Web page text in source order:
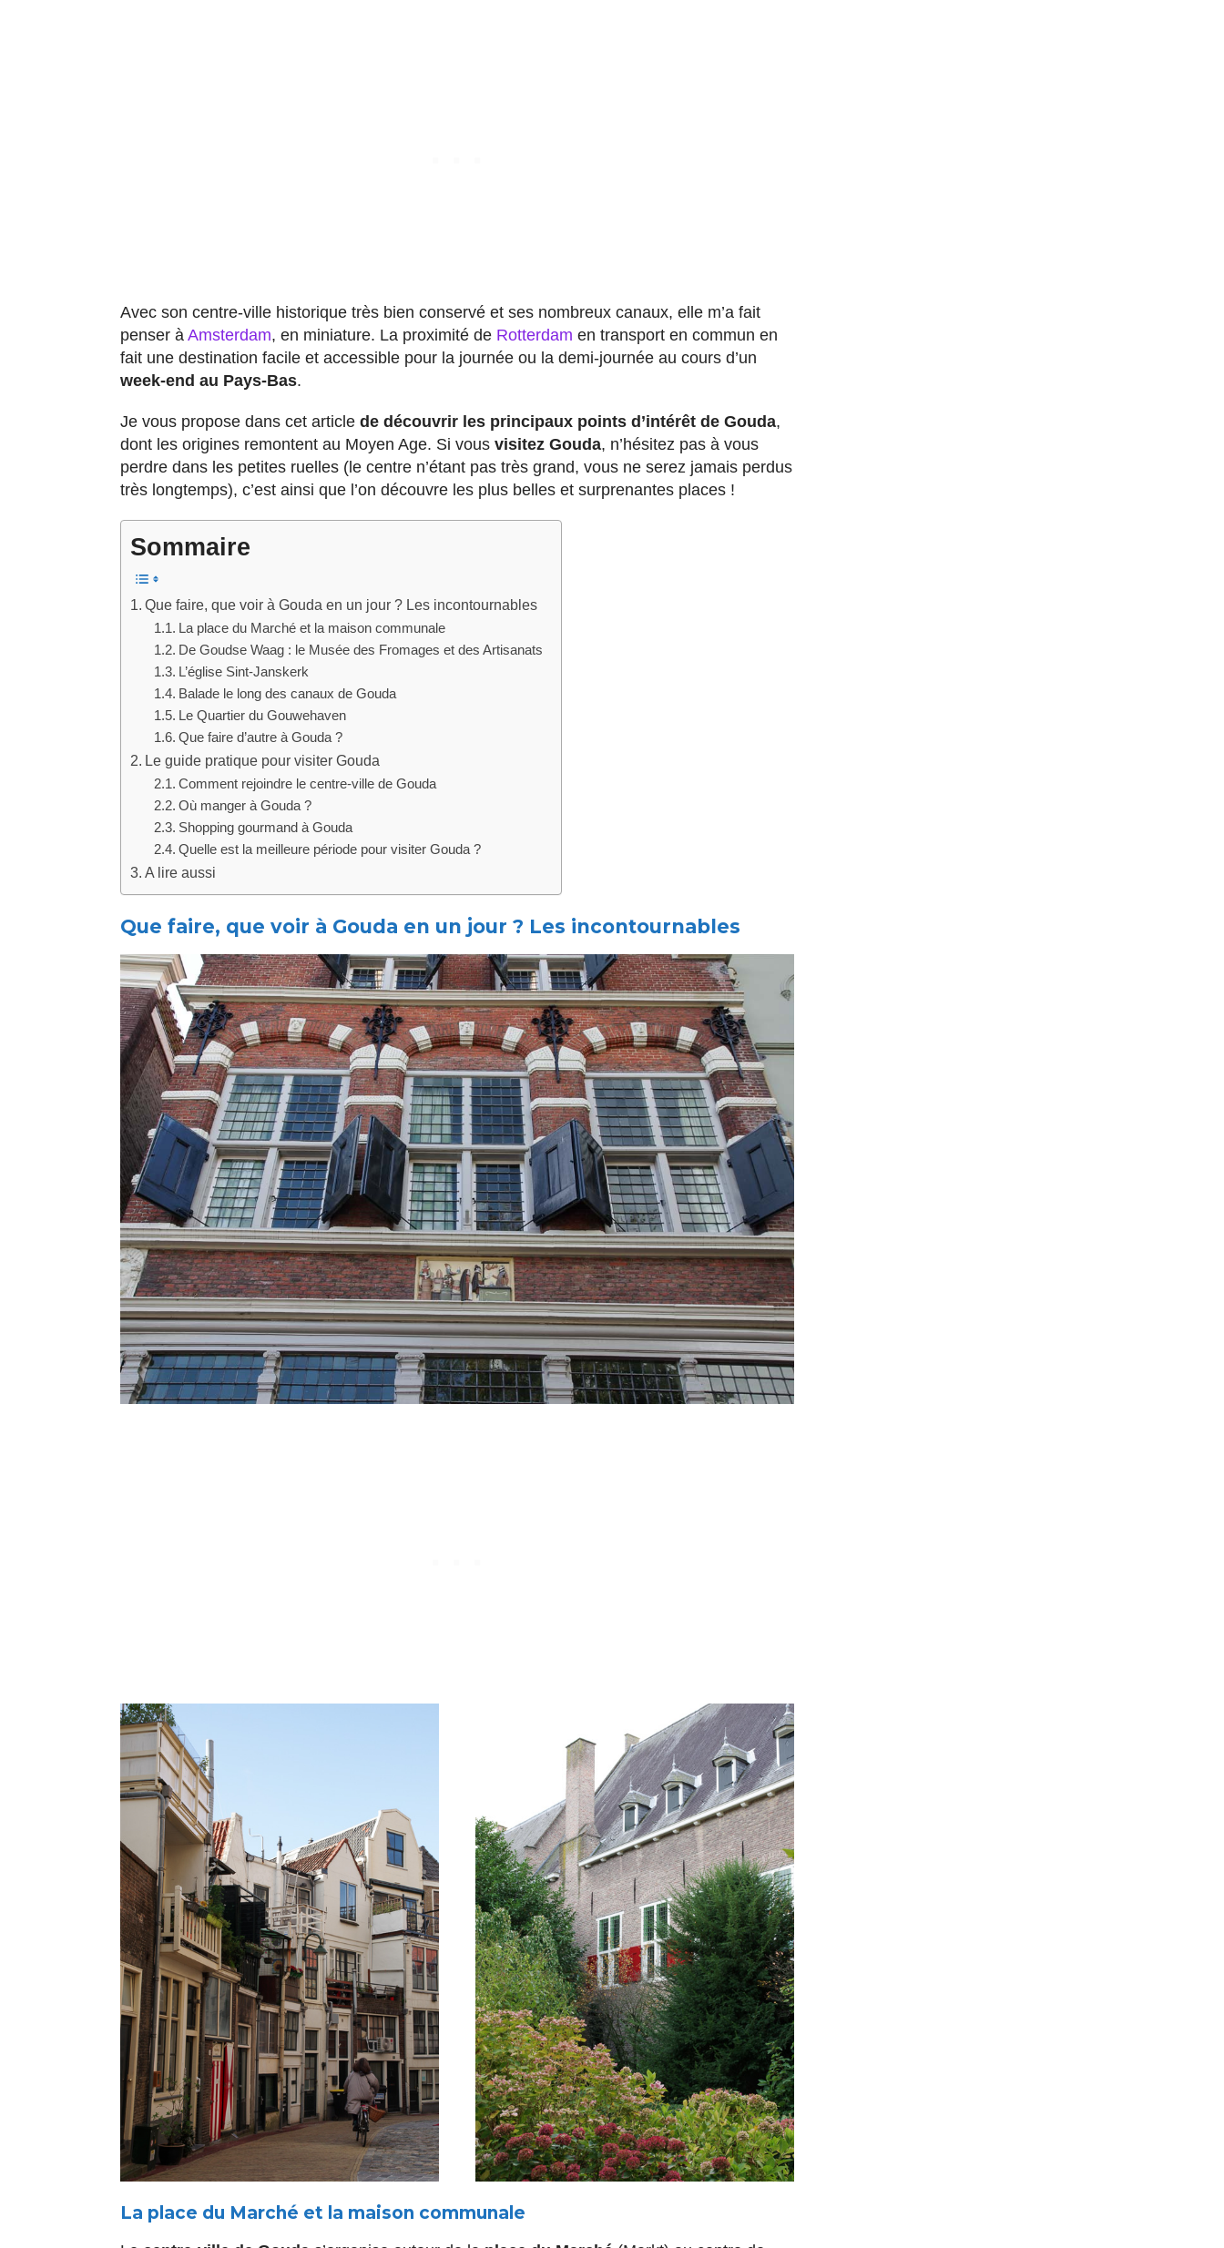
Avec son centre-ville historique très bien conservé et ses nombreux canaux, elle m’a fait
penser à Amsterdam, en miniature. La proximité de Rotterdam en transport en commun en
fait une destination facile et accessible pour la journée ou la demi-journée au cours d’un
week-end au Pays-Bas.
Je vous propose dans cet article de découvrir les principaux points d’intérêt de Gouda,
dont les origines remontent au Moyen Age. Si vous visitez Gouda, n’hésitez pas à vous
perdre dans les petites ruelles (le centre n’étant pas très grand, vous ne serez jamais perdus
très longtemps), c’est ainsi que l’on découvre les plus belles et surprenantes places !
Sommaire
Que faire, que voir à Gouda en un jour ? Les incontournables
La place du Marché et la maison communale
De Goudse Waag : le Musée des Fromages et des Artisanats
L’église Sint-Janskerk
Balade le long des canaux de Gouda
Le Quartier du Gouwehaven
Que faire d’autre à Gouda ?
Le guide pratique pour visiter Gouda
Comment rejoindre le centre-ville de Gouda
Où manger à Gouda ?
Shopping gourmand à Gouda
Quelle est la meilleure période pour visiter Gouda ?
A lire aussi
Que faire, que voir à Gouda en un jour ? Les incontournables
La place du Marché et la maison communale